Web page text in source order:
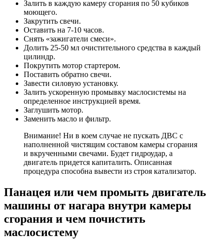
Залить в каждую камеру сгорания по 50 кубиков
моющего.
Закрутить свечи.
Оставить на 7-10 часов.
Снять «зажигатели смеси».
Долить 25-50 мл очистительного средства в каждый
цилиндр.
Покрутить мотор стартером.
Поставить обратно свечи.
Завести силовую установку.
Залить ускоренную промывку маслосистемы на
определенное инструкцией время.
Заглушить мотор.
Заменить масло и фильтр.
Внимание! Ни в коем случае не пускать ДВС с
наполненной чистящим составом камеры сгорания
и вкрученными свечами. Будет гидроудар, а
двигатель придется капиталить. Описанная
процедура способна вывести из строя катализатор.
Панацея или чем промыть двигатель
машины от нагара внутри камеры
сгорания и чем почистить
маслосистему